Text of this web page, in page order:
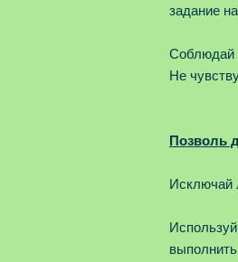
задание
Соблюдай
Не
Позволь
Исключай